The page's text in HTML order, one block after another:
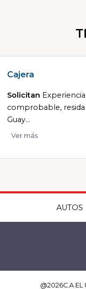
Cajera
Solicitan Experiencia
comprobable,
Guay...
Ver más
AUTOS
@2026C.A EL